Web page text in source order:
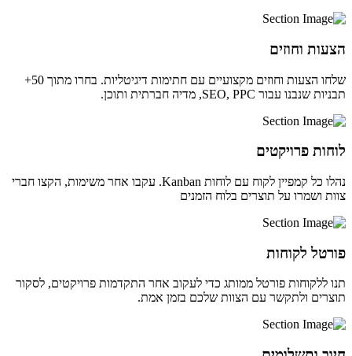
הצעות וחוזים
שלחו הצעות וחוזים מקצועיים עם חתימות דיגיטליות. בחרו מתוך 50+
תבניות שנבנו עבור SEO, PPC, מדיה חברתית ותוכן.
לוחות פרויקטים
נהלו כל קמפיין לקוח עם לוחות Kanban. עקבו אחר משימות, הקצו חברי
צוות ושמרו על תוצרים בלוח הזמנים
פורטל לקוחות
תנו ללקוחות פורטל ממותג כדי לעקוב אחר התקדמות פרויקטים, לסקור
תוצרים ולתקשר עם הצוות שלכם בזמן אמת.